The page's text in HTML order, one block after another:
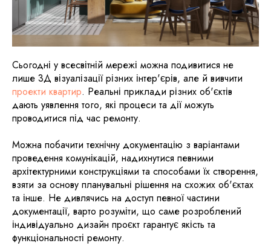
Сьогодні у всесвітній мережі можна подивитися не
лише 3Д візуалізації різних інтер'єрів, але й вивчити
проекти квартир. Реальні приклади різних об'єктів
дають уявлення того, які процеси та дії можуть
проводитися під час ремонту.
Можна побачити технічну документацію з варіантами
проведення комунікацій, надихнутися певними
архітектурними конструкціями та способами їх створення,
взяти за основу планувальні рішення на схожих об'єктах
та інше. Не дивлячись на доступ певної частини
документації, варто розуміти, що саме розроблений
індивідуально дизайн проєкт гарантує якість та
функціональності ремонту.